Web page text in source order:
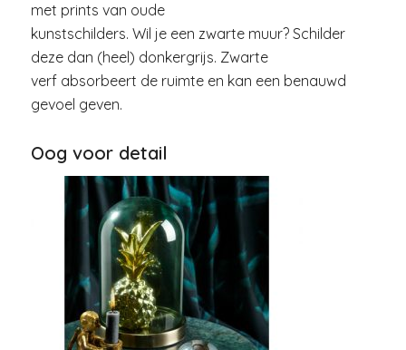
met prints van oude
kunstschilders. Wil je een zwarte muur? Schilder
deze dan (heel) donkergrijs. Zwarte
verf absorbeert de ruimte en kan een benauwd
gevoel geven.
Oog voor detail